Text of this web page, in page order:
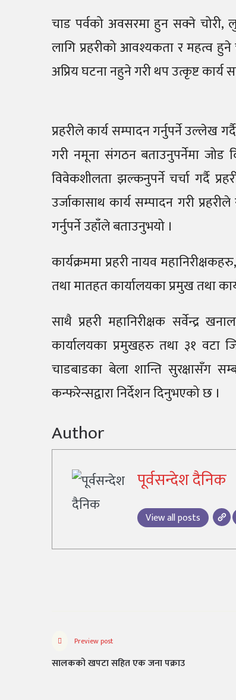
चाड पर्वको अवसरमा हुन सक्ने चोरी,
लागि प्रहरीको आवश्यकता र महत्व हुने
अप्रिय घटना नहुने गरी थप उत्कृष्ट कार्य
प्रहरीले कार्य सम्पादन गर्नुपर्ने उल्लेख
गरी नमूना संगठन बताउनुपर्नेमा जोड
विवेकशीलता झल्कनुपर्ने चर्चा गर्दै
उर्जाकासाथ कार्य सम्पादन गरी
गर्नुपर्ने उहाँले बताउनुभयो ।
कार्यक्रममा प्रहरी नायव
तथा मातहत कार्यालयका प्रमुख तथा
साथै प्रहरी महानिरीक्षक सर्वेन्द्र
कार्यालयका प्रमुखहरु तथा ३१ वटा
चाडबाडका बेला शान्ति सुरक्षासँग
कन्फरेन्सद्वारा निर्देशन दिनुभएको छ ।
Author
पूर्वसन्देश दैनिक
View all posts
Preview post
सालकको खपटा सहित एक जना पक्राउ